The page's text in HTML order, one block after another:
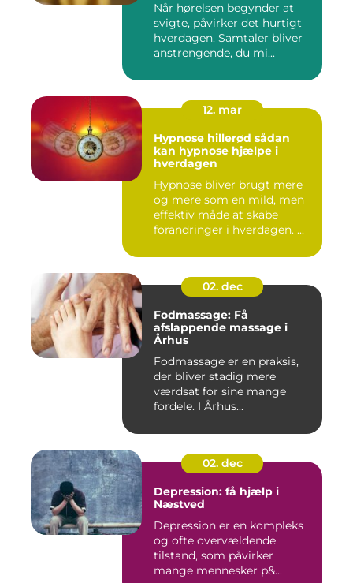
Når hørelsen begynder at
svigte, påvirker det hurtigt
hverdagen. Samtaler bliver
anstrengende, du mi...
12. mar
Hypnose hillerød sådan
kan hypnose hjælpe i
hverdagen
Hypnose bliver brugt mere
og mere som en mild, men
effektiv måde at skabe
forandringer i hverdagen. ...
02. dec
Fodmassage: Få
afslappende massage i
Århus
Fodmassage er en praksis,
der bliver stadig mere
værdsat for sine mange
fordele. I Århus...
02. dec
Depression: få hjælp i
Næstved
Depression er en kompleks
og ofte overvældende
tilstand, som påvirker
mange mennesker p&...